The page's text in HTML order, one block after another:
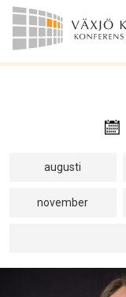
augusti
november